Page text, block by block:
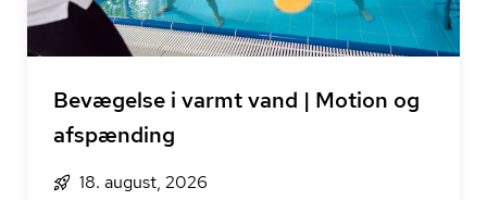
Bevægelse i varmt vand | Motion og
afspænding
18. august, 2026